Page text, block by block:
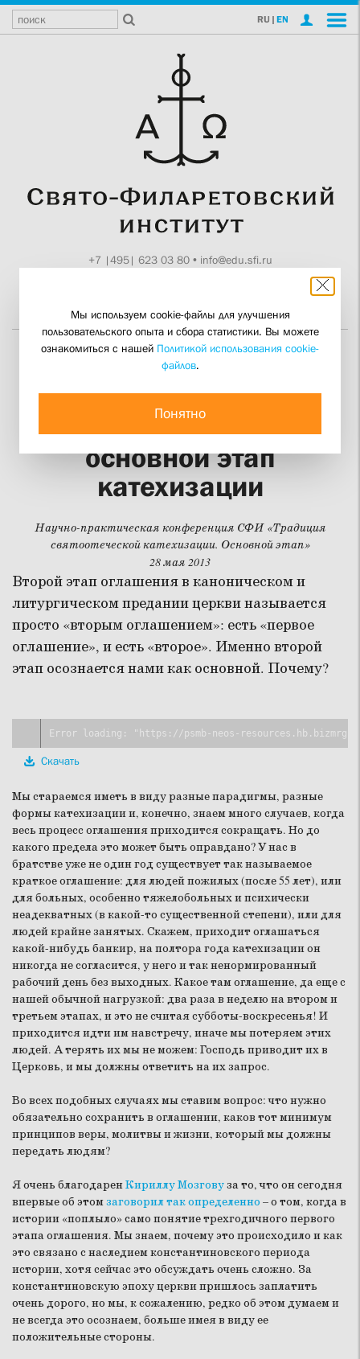
RU | EN
+7 |495| 623 03 80• info@edu.sfi.ru
Оглашение
просвещаемых –
основной этап
катехизации
Научно-практическая конференция СФИ «Традиция
святоотеческой катехизации. Основной этап»
28 мая 2013
Второй этап оглашения в каноническом и
литургическом предании церкви называется
просто «вторым оглашением»: есть «первое
оглашение», и есть «второе». Именно второй
этап осознается нами как основной. Почему?
Скачать
Мы стараемся иметь в виду разные парадигмы, разные
формы катехизации и, конечно, знаем много случаев, когда
весь процесс оглашения приходится сокращать. Но до
какого предела это может быть оправдано? У нас в
братстве уже не один год существует так называемое
краткое оглашение: для людей пожилых (после 55 лет), или
для больных, особенно тяжелобольных и психически
неадекватных (в какой-то существенной степени), или для
людей крайне занятых. Скажем, приходит оглашаться
какой-нибудь банкир, на полтора года катехизации он
никогда не согласится, у него и так ненормированный
рабочий день без выходных. Какое там оглашение, да еще с
нашей обычной нагрузкой: два раза в неделю на втором и
третьем этапах, и это не считая субботы-воскресенья! И
приходится идти им навстречу, иначе мы потеряем этих
людей. А терять их мы не можем: Господь приводит их в
Церковь, и мы должны ответить на их запрос.
Во всех подобных случаях мы ставим вопрос: что нужно
обязательно сохранить в оглашении, каков тот минимум
принципов веры, молитвы и жизни, который мы должны
передать людям?
Я очень благодаренКириллу Мозговуза то, что он сегодня
впервые об этомзаговорил так определенно – о том, когда в
истории «поплыло» само понятие трехгодичного первого
этапа оглашения. Мы знаем, почему это происходило и как
это связано с наследием константиновского периода
истории, хотя сейчас это обсуждать очень сложно. За
константиновскую эпоху церкви пришлось заплатить
очень дорого, но мы, к сожалению, редко об этом думаем и
не всегда это осознаем, больше имея в виду ее
положительные стороны.
Мы используем cookie-файлы для улучшения
пользовательского опыта и сбора статистики. Вы можете
ознакомиться с нашей Политикой использования cookie-
файлов.
Понятно